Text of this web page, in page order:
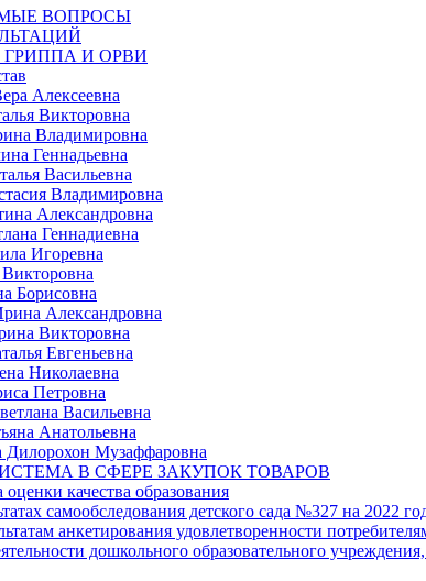
ВОПРОСЫ
И ОРВИ
Алексеевна
Викторовна
Владимировна
Геннадьевна
Васильевна
Владимировна
Александровна
Геннадиевна
Игоревна
Борисовна
Александровна
Викторовна
Евгеньевна
Николаевна
Петровна
Васильевна
Анатольевна
Дилорохон Музаффаровна
В СФЕРЕ ЗАКУПОК ТОВАРОВ
качества образования
самообследования детского сада №327 на 2022
анкетирования удовлетворенности
дошкольного образовательного